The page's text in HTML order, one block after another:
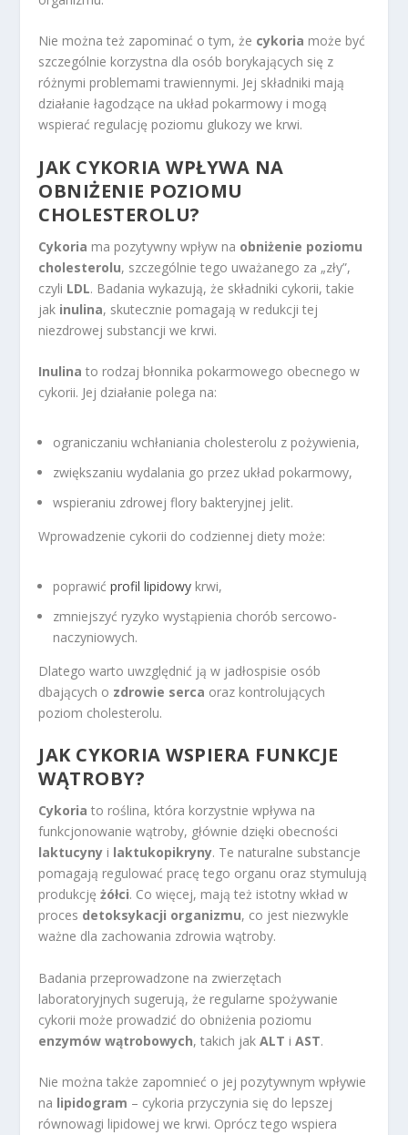
Nie można też zapominać o tym, że cykoria może być
szczególnie korzystna dla osób borykających się z
różnymi problemami trawiennymi. Jej składniki mają
działanie łagodzące na układ pokarmowy i mogą
wspierać regulację poziomu glukozy we krwi.
JAK CYKORIA WPŁYWA NA
OBNIŻENIE POZIOMU
CHOLESTEROLU?
Cykoria ma pozytywny wpływ na obniżenie poziomu
cholesterolu, szczególnie tego uważanego za „zły”,
czyli LDL. Badania wykazują, że składniki cykorii, takie
jak inulina, skutecznie pomagają w redukcji tej
niezdrowej substancji we krwi.
Inulina to rodzaj błonnika pokarmowego obecnego w
cykorii. Jej działanie polega na:
ograniczaniu wchłaniania cholesterolu z pożywienia,
zwiększaniu wydalania go przez układ pokarmowy,
wspieraniu zdrowej flory bakteryjnej jelit.
Wprowadzenie cykorii do codziennej diety może:
poprawićprofil lipidowy krwi,
zmniejszyć ryzyko wystąpienia chorób sercowo-
naczyniowych.
Dlatego warto uwzględnić ją w jadłospisie osób
dbających o zdrowie serca oraz kontrolujących
poziom cholesterolu.
JAK CYKORIA WSPIERA FUNKCJE
WĄTROBY?
Cykoria to roślina, która korzystnie wpływa na
funkcjonowanie wątroby, głównie dzięki obecności
laktucyny i laktukopikryny. Te naturalne substancje
pomagają regulować pracę tego organu oraz stymulują
produkcjężółci. Co więcej, mają też istotny wkład w
proces detoksykacji organizmu, co jest niezwykle
ważne dla zachowania zdrowia wątroby.
Badania przeprowadzone na zwierzętach
laboratoryjnych sugerują, że regularne spożywanie
cykorii może prowadzić do obniżenia poziomu
enzymów wątrobowych, takich jakALT iAST.
Nie można także zapomnieć o jej pozytywnym wpływie
na lipidogram – cykoria przyczynia się do lepszej
równowagi lipidowej we krwi. Oprócz tego wspiera